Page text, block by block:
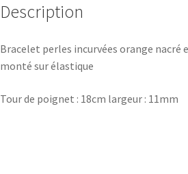
Description
Bracelet perles incurvées orange nacré
monté sur élastique
Tour de poignet : 18cm largeur : 11mm